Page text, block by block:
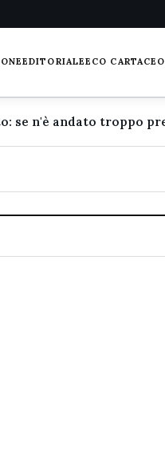
EDITORIALEECO CARTACEO